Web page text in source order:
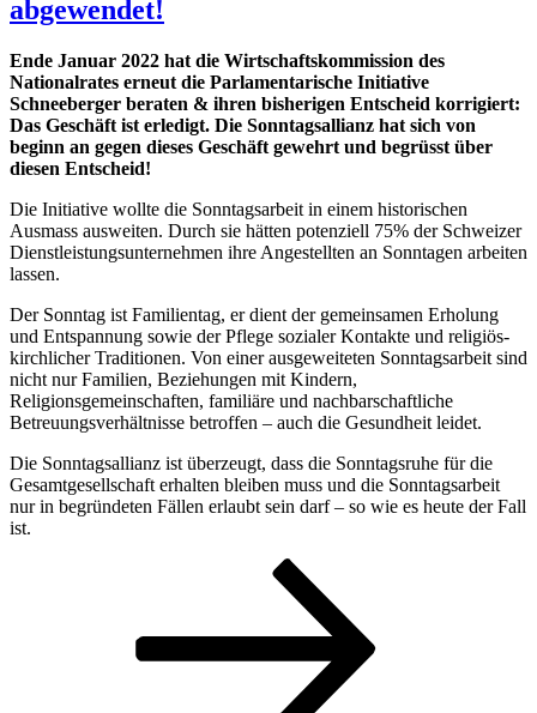
abgewendet!
Ende Januar 2022 hat die Wirtschaftskommission des
Nationalrates erneut die Parlamentarische Initiative
Schneeberger beraten & ihren bisherigen Entscheid korrigiert:
Das Geschäft ist erledigt. Die Sonntagsallianz hat sich von
beginn an gegen dieses Geschäft gewehrt und begrüsst über
diesen Entscheid!
Die Initiative wollte die Sonntagsarbeit in einem historischen
Ausmass ausweiten. Durch sie hätten potenziell 75% der Schweizer
Dienstleistungsunternehmen ihre Angestellten an Sonntagen arbeiten
lassen.
Der Sonntag ist Familientag, er dient der gemeinsamen Erholung
und Entspannung sowie der Pflege sozialer Kontakte und religiös-
kirchlicher Traditionen. Von einer ausgeweiteten Sonntagsarbeit sind
nicht nur Familien, Beziehungen mit Kindern,
Religionsgemeinschaften, familiäre und nachbarschaftliche
Betreuungsverhältnisse betroffen – auch die Gesundheit leidet.
Die Sonntagsallianz ist überzeugt, dass die Sonntagsruhe für die
Gesamtgesellschaft erhalten bleiben muss und die Sonntagsarbeit
nur in begründeten Fällen erlaubt sein darf – so wie es heute der Fall
ist.